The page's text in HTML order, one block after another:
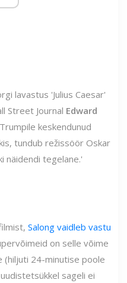
lavastus 'Julius Caesar'
Street Journal Edward
keskendunud
tundub režissöör Oskar
näidendi tegelane.'
Salong vaidleb vastu
on selle võime
(hiljuti 24-minutise poole
sageli ei